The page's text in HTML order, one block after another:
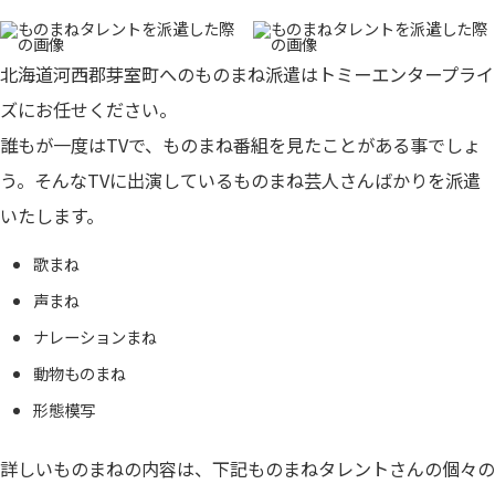
北海道河西郡芽室町へのものまね派遣はトミーエンタープライ
ズにお任せください。
誰もが一度はTVで、ものまね番組を見たことがある事でしょ
う。そんなTVに出演しているものまね芸人さんばかりを派遣
いたします。
歌まね
声まね
ナレーションまね
動物ものまね
形態模写
詳しいものまねの内容は、下記ものまねタレントさんの個々の